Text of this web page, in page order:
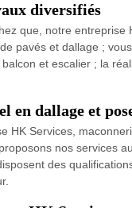
diversifiés
que, notre
pavés et dallage ;
et escalier ; la
en dallage et
HK Services,
nos services
des